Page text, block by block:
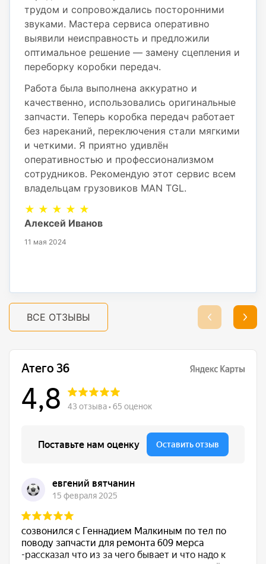
трудом и сопровождались посторонними
звуками. Мастера сервиса оперативно
выявили неисправность и предложили
оптимальное решение — замену сцепления и
переборку коробки передач.
Работа была выполнена аккуратно и
качественно, использовались оригинальные
запчасти. Теперь коробка передач работает
без нареканий, переключения стали мягкими
и четкими. Я приятно удивлён
оперативностью и профессионализмом
сотрудников. Рекомендую этот сервис всем
владельцам грузовиков MAN TGL.
★ ★ ★ ★ ★
Алексей Иванов
11 мая 2024
ВСЕ ОТЗЫВЫ